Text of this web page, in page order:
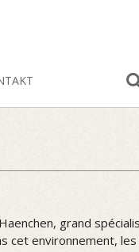
grand
cet environnement,